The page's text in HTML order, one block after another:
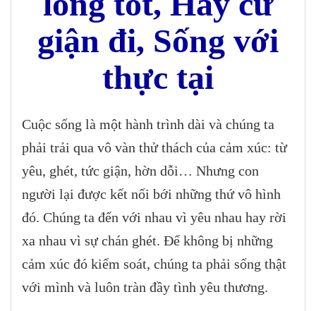
giận đi, Sống với
thực tại
Cuộc sống là một hành trình dài và chúng ta
phải trải qua vô vàn thử thách của cảm xúc: từ
yêu, ghét, tức giận, hờn dỗi… Nhưng con
người lại được kết nối bới những thứ vô hình
đó. Chúng ta đến với nhau vì yêu nhau hay rời
xa nhau vì sự chán ghét. Để không bị những
cảm xúc đó kiểm soát, chúng ta phải sống thật
với mình và luôn tràn đầy tình yêu thương.